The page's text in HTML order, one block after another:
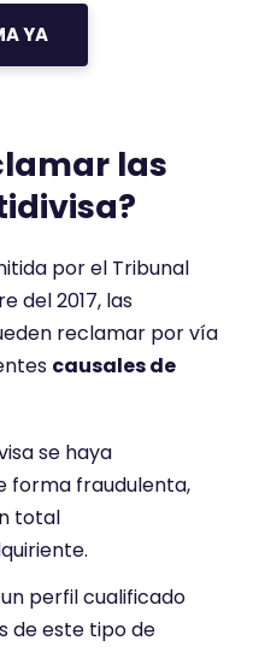
YA
las
por el Tribunal
del 2017, las
reclamar por vía
causales de
se haya
forma fraudulenta,
total
perfil cualificado
de este tipo de